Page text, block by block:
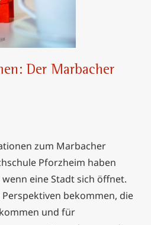
nehmen:
Der Marbacher
zum Marbacher
Pforzheim haben
eine Stadt sich öffnet.
bekommen, die
und für